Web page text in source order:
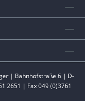
| Bahnhofstraße 6 | D-
2651 | Fax 049 (0)3761